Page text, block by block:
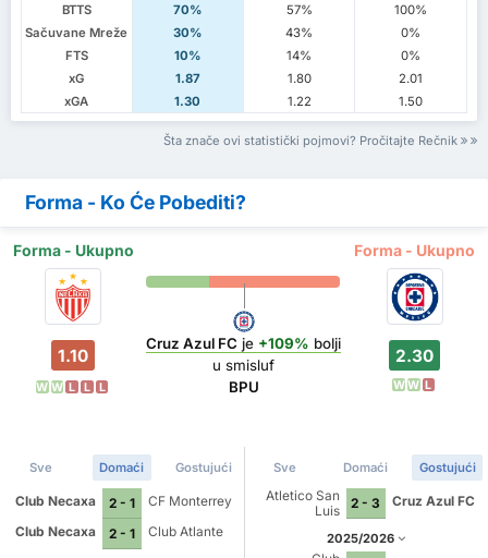
BTTS
70% 57%
100%
Sačuvane Mreže
30% 43%
0%
FTS
10% 14%
0%
xG
1.87 1.80
2.01
xGA
1.30 1.22 1.50
Šta znače ovi statistički pojmovi? Pročitajte Rečnik
Forma - Ko Će Pobediti?
Forma - Ukupno Forma - Ukupno
1.10
W W L L L
Cruz Azul FC je +109% bolji
u smisluf
BPU
2.30
W W L
Sve Domaći Gostujući
Club Necaxa 2 - 1
CF Monterrey
Club Necaxa
2 - 1 Club Atlante
Sve Domaći Gostujući
Atletico San
Luis
2 - 3 Cruz Azul FC
2025/2026